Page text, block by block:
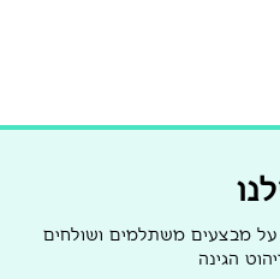
מבצעים משתלמים ושולחים
הגינה